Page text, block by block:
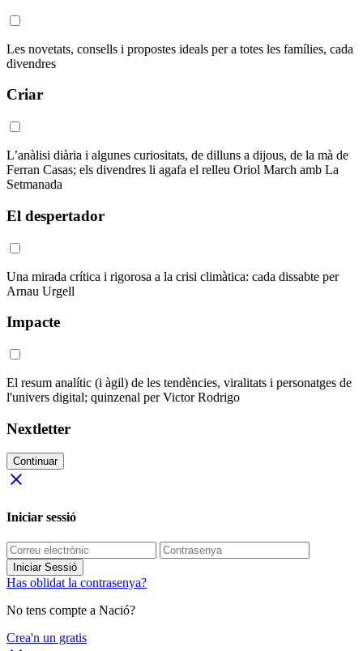
Les novetats, consells i propostes ideals per a totes les famílies, cada
divendres
Criar
L’anàlisi diària i algunes curiositats, de dilluns a dijous, de la mà de
Ferran Casas; els divendres li agafa el relleu Oriol March amb La
Setmanada
El despertador
Una mirada crítica i rigorosa a la crisi climàtica: cada dissabte per
Arnau Urgell
Impacte
El resum analític (i àgil) de les tendències, viralitats i personatges de
l'univers digital; quinzenal per Victor Rodrigo
Nextletter
Continuar
close
Iniciar sessió
Iniciar Sessió
Has oblidat la contrasenya?
No tens compte a Nació?
Crea'n un gratis